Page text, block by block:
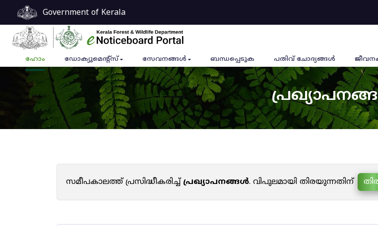
Government of Kerala
ഹോം ഡോക്യുമെൻ്റ്സ് സേവനങ്ങൾ ബന്ധപ്പെടുക പതിവ് ചോദ്യങ്ങൾ
സമീപകാലത്ത് പ്രസിദ്ധീകരിച്ച്പ്രഖ്യാപനങ്ങൾ. വിപുലമായി തിരയുന്നതിന്